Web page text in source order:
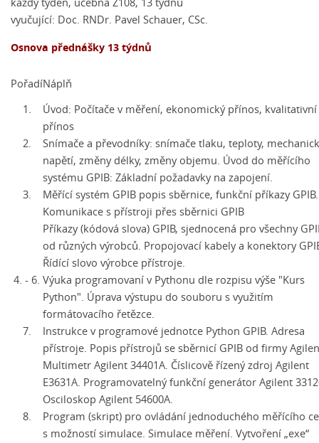
vyučující: Doc. RNDr. Pavel Schauer, CSc.
Osnova přednášky 13 týdnů
PořadíNáplň
1.
Úvod: Počítače v měření, ekonomický přínos, kvalitativní
přínos
2.
Snímače a převodníky: snímače tlaku, teploty,
napětí, změny délky, změny objemu. Úvod do měřícího
systému GPIB: Základní požadavky na zapojení.
3.
Měřící systém GPIB popis sběrnice, funkční příkazy GPIB.
Komunikace s přístroji přes sběrnici GPIB
Příkazy (kódová slova) GPIB, sjednocená pro všechny
od různých výrobců. Propojovací kabely a konektory
Řídící slovo výrobce přístroje.
4. - 6. Výuka programovaní v Pythonu dle rozpisu výše "Kurs
Python". Úprava výstupu do souboru s využitím
formátovacího řetězce.
7.
Instrukce v programové jednotce Python GPIB. Adresa
přístroje. Popis přístrojů se sběrnicí GPIB od firmy
Multimetr Agilent 34401A. Číslicově řízený zdroj Agilent
E3631A. Programovatelný funkční generátor Agilent
Osciloskop Agilent 54600A.
8.
Program (skript) pro ovládání jednoduchého měřícího
s možností simulace. Simulace měření. Vytvoření „exe“